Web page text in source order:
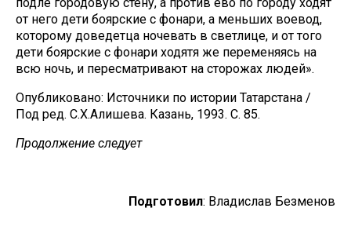
от него дети боярские с фонари, а меньших воевод,
которому доведетца ночевать в светлице, и от того
дети боярские с фонари ходятя же переменяясь на
всю ночь, и пересматривают на сторожах людей».
Опубликовано: Источники по истории Татарстана /
Под ред. С.Х.Алишева. Казань, 1993. С. 85.
Продолжение следует
Подготовил: Владислав Безменов